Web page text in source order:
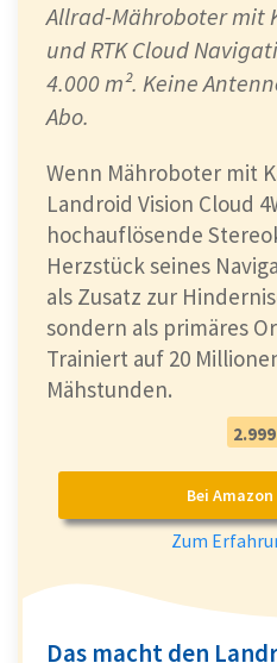
Allrad-Mähroboter mit
und RTK Cloud
4.000 m². Keine
Abo.
Wenn Mähroboter mit
Landroid Vision Cloud
hochauflösende
Herzstück seines
als Zusatz zur
sondern als primäres
Trainiert auf 20
Mähstunden.
Bei
Zum
Das macht den